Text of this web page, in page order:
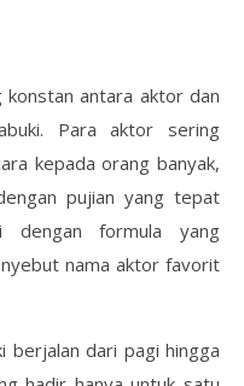
konstan antara aktor dan
Para aktor sering
kepada orang banyak,
pujian yang tepat
dengan formula yang
nama aktor favorit
berjalan dari pagi hingga